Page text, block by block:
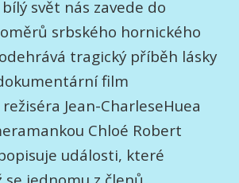
svět nás zavede do
srbského hornického
tragický příběh lásky
film
Jean-CharleseHuea
Chloé Robert
události, které